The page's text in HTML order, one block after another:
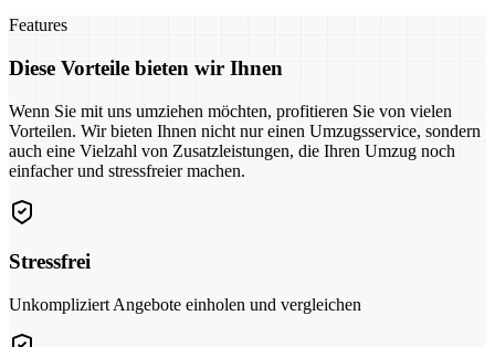
Features
Diese Vorteile bieten wir Ihnen
Wenn Sie mit uns umziehen möchten, profitieren Sie von vielen
Vorteilen. Wir bieten Ihnen nicht nur einen Umzugsservice, sondern
auch eine Vielzahl von Zusatzleistungen, die Ihren Umzug noch
einfacher und stressfreier machen.
Stressfrei
Unkompliziert Angebote einholen und vergleichen